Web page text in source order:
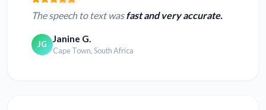
The speech to text wasfast and very accurate.
JG Janine G.
Cape Town, South Africa